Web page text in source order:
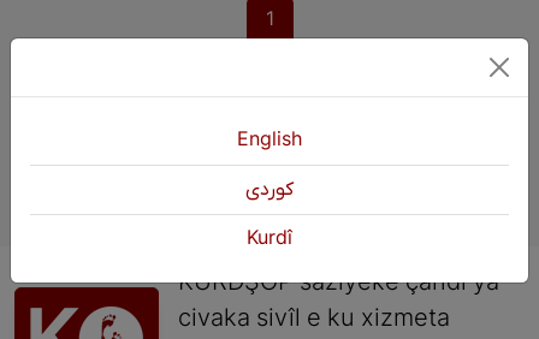
1
KURDŞOP saziyeke çandî ya
civaka sivîl e ku xizmeta
English
كوردی
Kurdî